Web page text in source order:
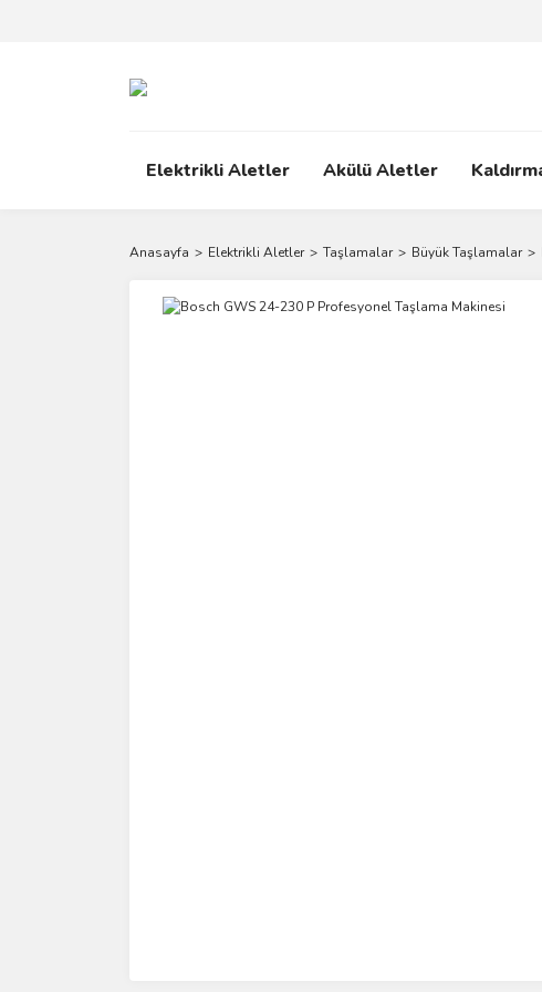
Elektrikli Aletler Akülü Aletler
Anasayfa Elektrikli Aletler Taşlamalar Büyük Taşlamalar